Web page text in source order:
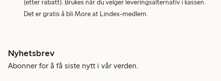
(etter rabatt). Brukes når du velger leveringsalternativ i kassen.
Det er gratis å bli More at Lindex-medlem.
Nyhetsbrev
Abonner for å få siste nytt i vår verden.